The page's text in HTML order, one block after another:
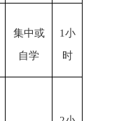
集中或
自学
1小
时